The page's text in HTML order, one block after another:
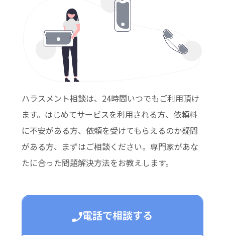
ハラスメント相談は、24時間いつでもご利用頂け
ます。はじめてサービスを利用される方、依頼料
に不安がある方、依頼を受けてもらえるのか疑問
がある方、まずはご相談ください。専門家があな
たに合った問題解決方法をお教えします。
電話で相談する